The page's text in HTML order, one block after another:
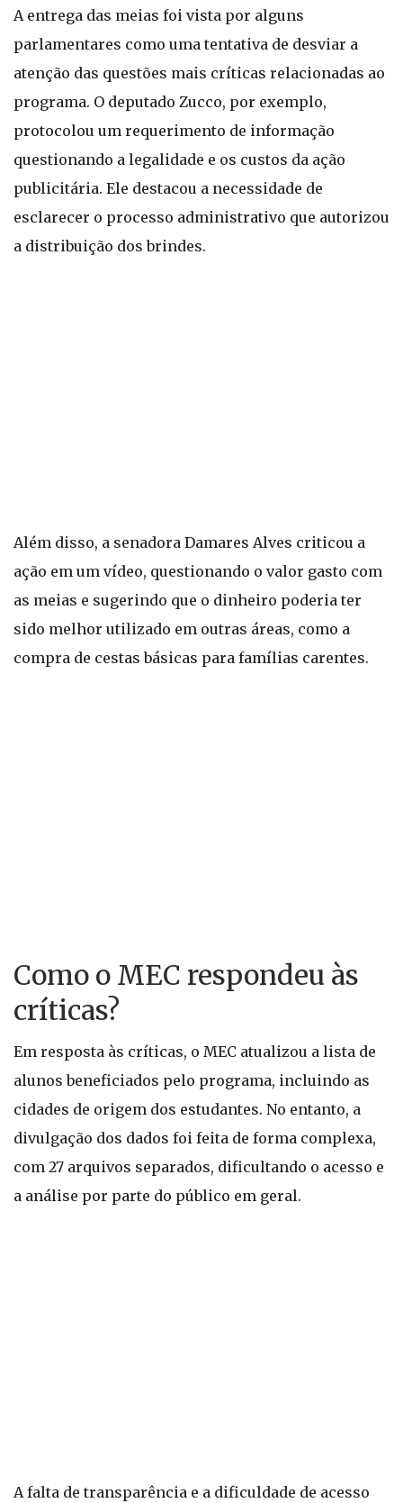
A entrega das meias foi vista por alguns
parlamentares como uma tentativa de desviar a
atenção das questões mais críticas relacionadas ao
programa. O deputado Zucco, por exemplo,
protocolou um requerimento de informação
questionando a legalidade e os custos da ação
publicitária. Ele destacou a necessidade de
esclarecer o processo administrativo que autorizou
a distribuição dos brindes.
Além disso, a senadora Damares Alves criticou a
ação em um vídeo, questionando o valor gasto com
as meias e sugerindo que o dinheiro poderia ter
sido melhor utilizado em outras áreas, como a
compra de cestas básicas para famílias carentes.
Como o MEC respondeu às
críticas?
Em resposta às críticas, o MEC atualizou a lista de
alunos beneficiados pelo programa, incluindo as
cidades de origem dos estudantes. No entanto, a
divulgação dos dados foi feita de forma complexa,
com 27 arquivos separados, dificultando o acesso e
a análise por parte do público em geral.
A falta de transparência e a dificuldade de acesso